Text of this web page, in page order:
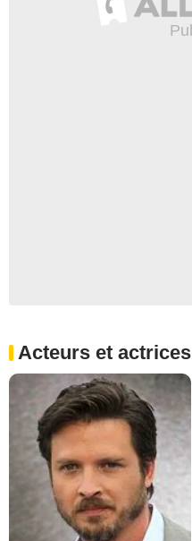
Acteurs et actrices